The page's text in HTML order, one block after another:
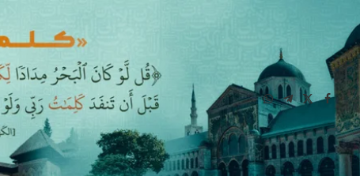
Facebook
X
(Twitter)
Telegram
WhatsApp